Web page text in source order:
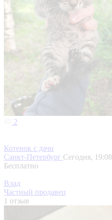
2
Котенок с дачи
Санкт-Петербург Сегодня, 19:08
Бесплатно
Влад
Частный продавец
1 отзыв